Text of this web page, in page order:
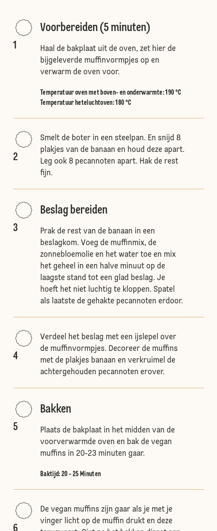
1
Voorbereiden (5 minuten)
Haal de bakplaat uit de oven, zet hier de
bijgeleverde muffinvormpjes op en
verwarm de oven voor.
Temperatuur oven met boven- en onderwarmte:190 °C
Temperatuur heteluchtoven:180 °C
2
Smelt de boter in een steelpan. En snijd 8
plakjes van de banaan en houd deze apart.
Leg ook 8 pecannoten apart. Hak de rest
fijn.
3
Beslag bereiden
Prak de rest van de banaan in een
beslagkom. Voeg de muffinmix, de
zonnebloemolie en het water toe en mix
het geheel in een halve minuut op de
laagste stand tot een glad beslag. Je
hoeft het niet luchtig te kloppen. Spatel
als laatste de gehakte pecannoten erdoor.
4
Verdeel het beslag met een ijslepel over
de muffinvormpjes. Decoreer de muffins
met de plakjes banaan en verkruimel de
achtergehouden pecannoten erover.
5
Bakken
Plaats de bakplaat in het midden van de
voorverwarmde oven en bak de vegan
muffins in 20-23 minuten gaar.
Baktijd: 20 - 25 Minuten
6
De vegan muffins zijn gaar als je met je
vinger licht op de muffin drukt en deze